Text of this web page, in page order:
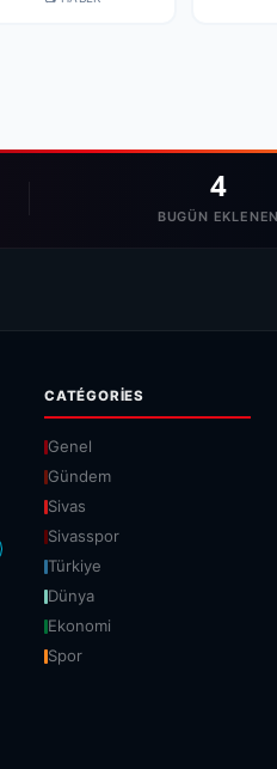
4
BUGÜN EKLENEN
CATÉGORIES
Genel
Gündem
Sivas
Sivasspor
Türkiye
Dünya
Ekonomi
Spor